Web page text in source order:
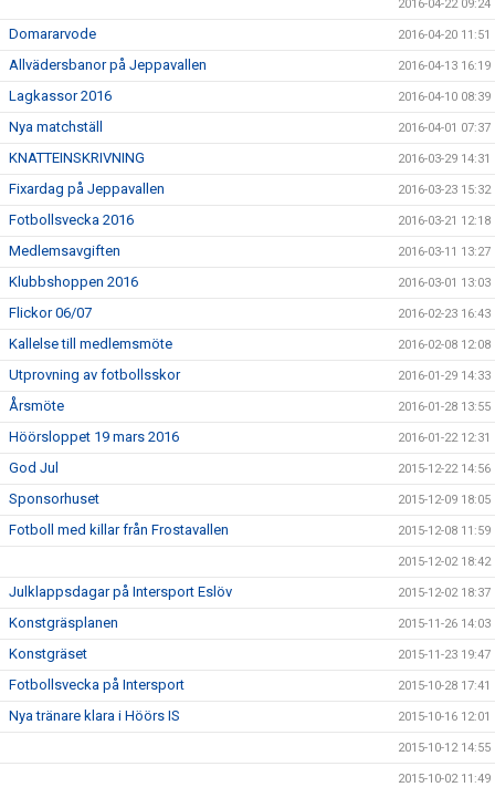
2016-04-22 09:24
Domararvode 2016-04-20 11:51
Allvädersbanor på Jeppavallen 2016-04-13 16:19
Lagkassor 2016 2016-04-10 08:39
Nya matchställ 2016-04-01 07:37
KNATTEINSKRIVNING 2016-03-29 14:31
Fixardag på Jeppavallen 2016-03-23 15:32
Fotbollsvecka 2016 2016-03-21 12:18
Medlemsavgiften 2016-03-11 13:27
Klubbshoppen 2016 2016-03-01 13:03
Flickor 06/07 2016-02-23 16:43
Kallelse till medlemsmöte 2016-02-08 12:08
Utprovning av fotbollsskor 2016-01-29 14:33
Årsmöte 2016-01-28 13:55
Höörsloppet 19 mars 2016 2016-01-22 12:31
God Jul 2015-12-22 14:56
Sponsorhuset 2015-12-09 18:05
Fotboll med killar från Frostavallen 2015-12-08 11:59
2015-12-02 18:42
Julklappsdagar på Intersport Eslöv 2015-12-02 18:37
Konstgräsplanen 2015-11-26 14:03
Konstgräset 2015-11-23 19:47
Fotbollsvecka på Intersport 2015-10-28 17:41
Nya tränare klara i Höörs IS 2015-10-16 12:01
2015-10-12 14:55
2015-10-02 11:49